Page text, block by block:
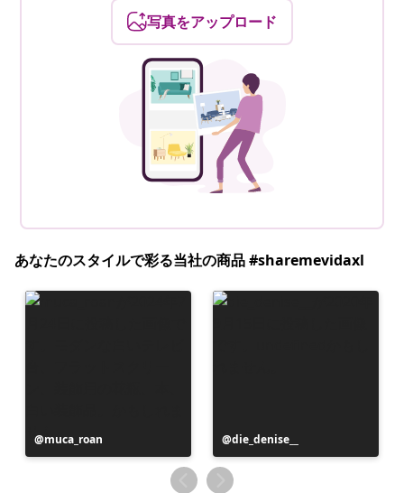
写真をアップロード
あなたのスタイルで彩る当社の商品 #sharemevidaxl
投
稿
muca_roan
投
稿
者
die_denise__